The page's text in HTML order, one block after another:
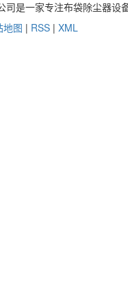
是一家专注布袋除尘器设
地图 | RSS | XML